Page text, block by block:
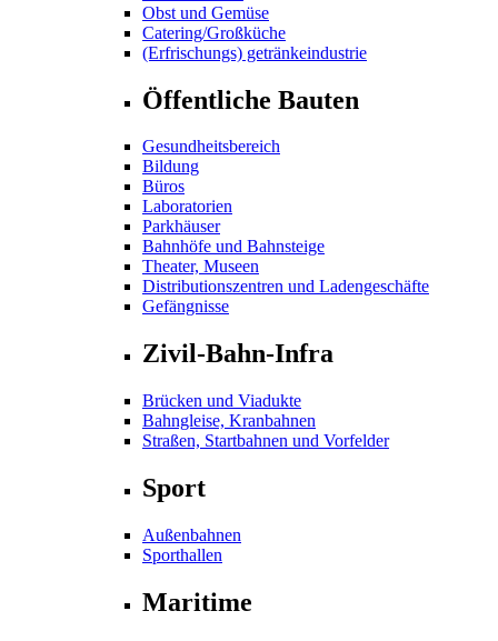
Obst und Gemüse
Catering/Großküche
(Erfrischungs) getränkeindustrie
Öffentliche Bauten
Gesundheitsbereich
Bildung
Büros
Laboratorien
Parkhäuser
Bahnhöfe und Bahnsteige
Theater, Museen
Distributionszentren und Ladengeschäfte
Gefängnisse
Zivil-Bahn-Infra
Brücken und Viadukte
Bahngleise, Kranbahnen
Straßen, Startbahnen und Vorfelder
Sport
Außenbahnen
Sporthallen
Maritime